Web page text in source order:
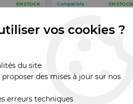
EN STOCK Compatible EN STOCK
vos cookies ?
du site
des mises à jour sur nos
erreurs techniques